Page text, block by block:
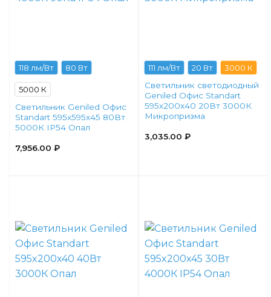
118 лм/Вт 80 Вт
5000 К
Светильник Geniled Офис
Standart 595x595x45 80Вт
5000К IP54 Опал
7,956.00 ₽
111 лм/Вт 20 Вт
3000 К
Светильник светодиодный
Geniled Офис Standart
595x200x40 20Вт 3000К
Микропризма
3,035.00 ₽